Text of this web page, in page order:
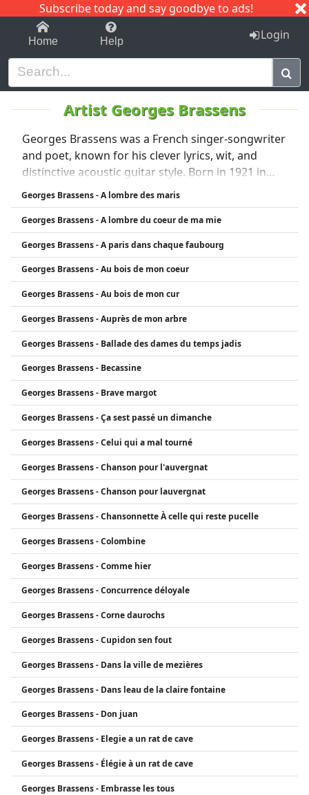
Subscribe today and say goodbye to ads!
1-9 C I J
Home Help Login
Artist Georges Brassens
Georges Brassens was a French singer-songwriter
and poet, known for his clever lyrics, wit, and
distinctive acoustic guitar style. Born in 1921 in
Sète, France, he became famous in the 1950s and
60s for his satirical and often provocative songs,
which dealt with themes like love, death, and
freedom. Brassens wrote and performed in
French, but his influence extended internationally.
He is considered one of France’s most important
chanson artists and remained active until his
death in 1981.
Georges Brassens - A lombre des maris
Georges Brassens - A lombre du coeur de ma mie
Georges Brassens - A paris dans chaque faubourg
Georges Brassens - Au bois de mon coeur
Georges Brassens - Au bois de mon cur
Georges Brassens - Auprès de mon arbre
Georges Brassens - Ballade des dames du temps jadis
Georges Brassens - Becassine
Georges Brassens - Brave margot
Georges Brassens - Ça sest passé un dimanche
Georges Brassens - Celui qui a mal tourné
Georges Brassens - Chanson pour l'auvergnat
Georges Brassens - Chanson pour lauvergnat
Georges Brassens - Chansonnette À celle qui reste pucelle
Georges Brassens - Colombine
Georges Brassens - Comme hier
Georges Brassens - Concurrence déloyale
Georges Brassens - Corne daurochs
Georges Brassens - Cupidon sen fout
Georges Brassens - Dans la ville de mezières
Georges Brassens - Dans leau de la claire fontaine
Georges Brassens - Don juan
Georges Brassens - Elegie a un rat de cave
Georges Brassens - Élégie à un rat de cave
Georges Brassens - Embrasse les tous